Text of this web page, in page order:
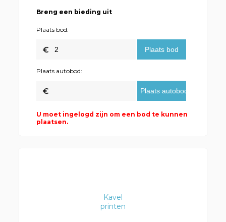
Breng een bieding uit
Plaats bod:
Plaats autobod:
U moet ingelogd zijn om een bod te kunnen
plaatsen.
Kavel
printen